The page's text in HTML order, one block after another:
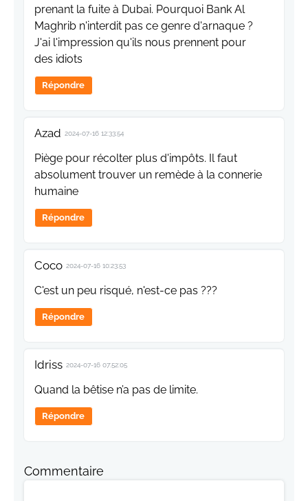
prenant la fuite à Dubai. Pourquoi Bank Al
Maghrib n'interdit pas ce genre d'arnaque ?
J'ai l'impression qu'ils nous prennent pour
des idiots
Répondre
Azad 2024-07-16 12:33:54
Piège pour récolter plus d'impôts. Il faut
absolument trouver un remède à la connerie
humaine
Répondre
Coco 2024-07-16 10:23:53
C'est un peu risqué, n'est-ce pas ???
Répondre
Idriss 2024-07-16 07:52:05
Quand la bêtise n’a pas de limite.
Répondre
Commentaire